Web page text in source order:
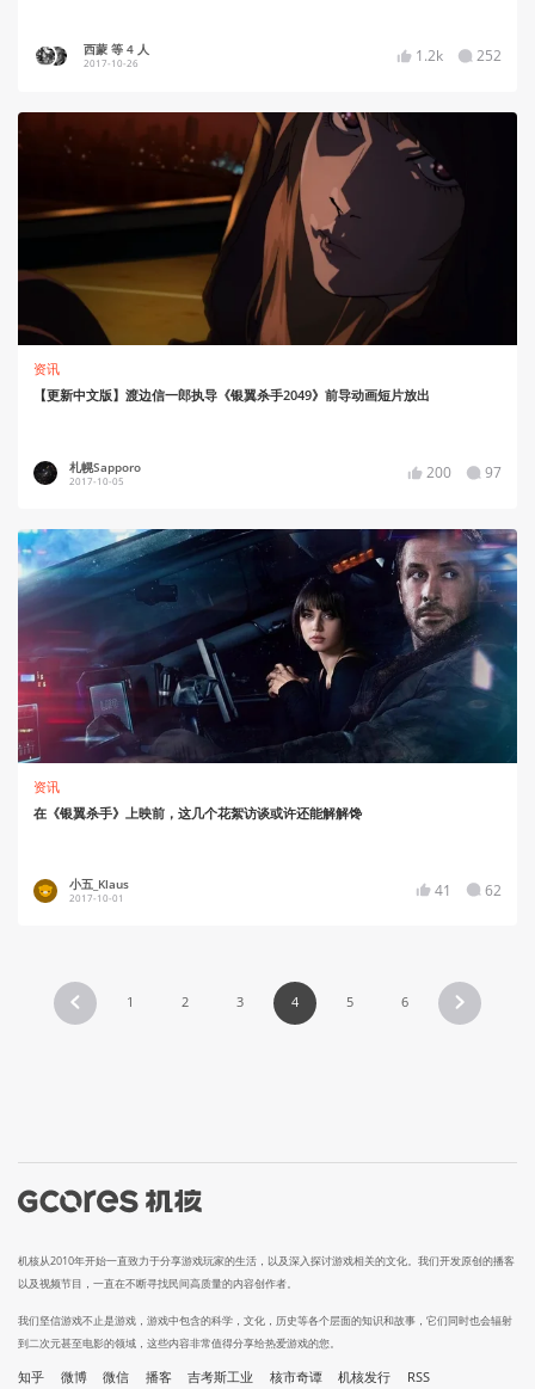
西蒙 等 4 人
2017-10-26 1.2k 252
资讯
【更新中文版】渡边信一郎执导《银翼杀手2049》前导动画短片放出
札幌Sapporo
2017-10-05 200 97
资讯
在《银翼杀手》上映前，这几个花絮访谈或许还能解解馋
小五_Klaus
2017-10-01 41 62
1 2 3 4 5 6
机核从2010年开始一直致力于分享游戏玩家的生活，以及深入探讨游戏相关的文化。我们开发原创的播客
以及视频节目，一直在不断寻找民间高质量的内容创作者。
我们坚信游戏不止是游戏，游戏中包含的科学，文化，历史等各个层面的知识和故事，它们同时也会辐射
到二次元甚至电影的领域，这些内容非常值得分享给热爱游戏的您。
知乎 微博 微信 播客 吉考斯工业 核市奇谭 机核发行 RSS